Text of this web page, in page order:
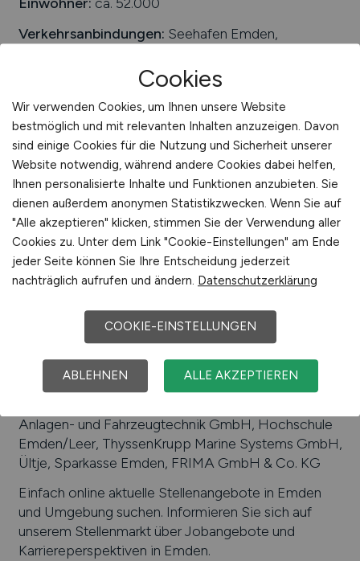
Verkehrsanbindungen: Seehafen Emden,
Hauptbahnhof, Güterbahnhof, Flugplatz Emden,
nächste internationale Flughäfen sind der Flughafen
Groningen und Flughafen Bremen
Arbeiten in der Nähe vonEmden :Moormerland,
Borkum, Krummhörn, Hinte, Südbrookmerland,
Ostfriesland, Bunde, Ihlow, Jemgum, Niedersachsen
Universitäten/Hochschulen:Hochschule
Emden/Leer
Beliebte Jobs inEmden/Branchen Einzelhandel,
Schiffbau, Ingenieurwesen, Dienstleistungen,
Beliebte Arbeitgeber inEmden, die attraktive
Jobangebote bieten
Ostfriesische Volksbank,
Emder Dachpappenfabrik Arthur Hille GmbH & Co.
Anlagen- und Fahrzeugtechnik GmbH, Hochschule
Emden/Leer, ThyssenKrupp Marine Systems GmbH,
Ültje, Sparkasse Emden, FRIMA GmbH & Co. KG
Einfach online aktuelle Stellenangebote in Emden
und Umgebung suchen. Informieren Sie sich auf
unserem Stellenmarkt über Jobangebote und
Karriereperspektiven in Emden.
Cookies
Wir verwenden Cookies, um Ihnen unsere Website
bestmöglich und mit relevanten Inhalten anzuzeigen. Davon
sind einige Cookies für die Nutzung und Sicherheit unserer
Website notwendig, während andere Cookies dabei helfen,
Ihnen personalisierte Inhalte und Funktionen anzubieten. Sie
dienen außerdem anonymen Statistikzwecken. Wenn Sie auf
"Alle akzeptieren" klicken, stimmen Sie der Verwendung aller
Cookies zu. Unter dem Link "Cookie-Einstellungen" am Ende
jeder Seite können Sie Ihre Entscheidung jederzeit
nachträglich aufrufen und ändern. Datenschutzerklärung
COOKIE-EINSTELLUNGEN
ABLEHNEN ALLE AKZEPTIEREN